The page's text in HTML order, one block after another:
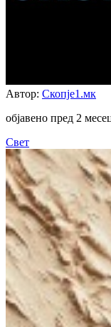
Автор: Скопје1.мк
објавено пред 2
Свет